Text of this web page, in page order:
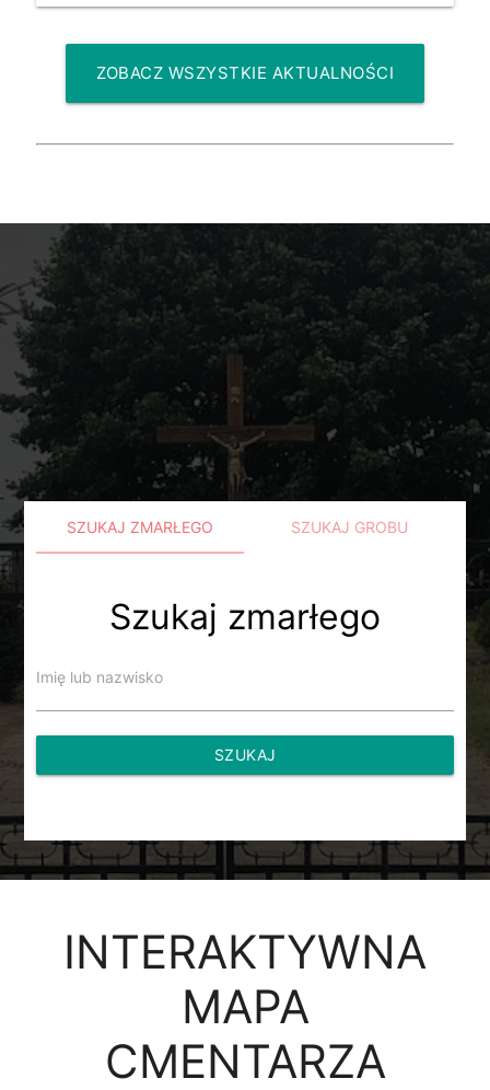
ZOBACZ WSZYSTKIE AKTUALNOŚCI
SZUKAJ ZMARŁEGO SZUKAJ GROBU
Szukaj zmarłego
Imię lub nazwisko
SZUKAJ
INTERAKTYWNA
MAPA
CMENTARZA